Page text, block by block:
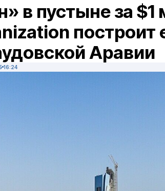
в пустыне за $1
построит
Аравии
16:24